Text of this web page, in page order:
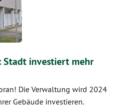
Stadt investiert mehr
Die Verwaltung wird 2024
Gebäude investieren.